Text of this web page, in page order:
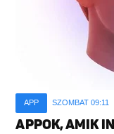
APP SZOMBAT 09:11
APPOK, AMIK